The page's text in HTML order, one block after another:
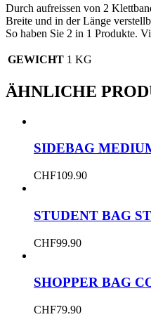
Durch aufreissen von 2
Breite und in der Länge
So haben Sie 2 in 1 Produkte.
GEWICHT 1 KG
ÄHNLICHE
SIDEBAG
CHF109.90
STUDENT BAG
CHF99.90
SHOPPER BAG
CHF79.90